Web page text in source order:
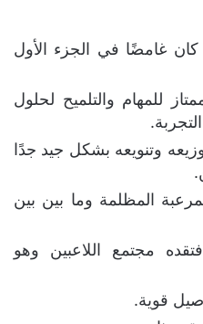
غامضًا في الجزء الأول
للمهام والتلميح لحلول
وتنويعه بشكل جيد جدًا
المظلمة وما بين بين
مجتمع اللاعبين وهو
قوية.